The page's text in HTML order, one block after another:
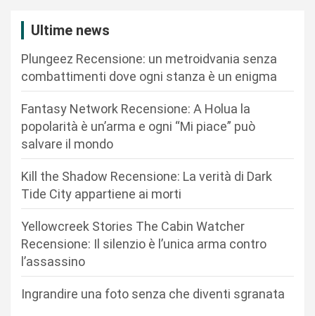
Ultime news
Plungeez Recensione: un metroidvania senza
combattimenti dove ogni stanza è un enigma
Fantasy Network Recensione: A Holua la
popolarità è un’arma e ogni “Mi piace” può
salvare il mondo
Kill the Shadow Recensione: La verità di Dark
Tide City appartiene ai morti
Yellowcreek Stories The Cabin Watcher
Recensione: Il silenzio è l’unica arma contro
l’assassino
Ingrandire una foto senza che diventi sgranata